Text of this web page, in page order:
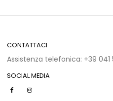
CONTATTACI
Assistenza telefonica: +39 041
SOCIAL MEDIA